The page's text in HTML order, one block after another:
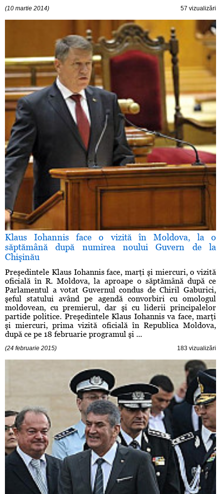
(10 martie 2014) 57 vizualizări
Klaus Iohannis face o vizită în Moldova, la o
săptămână după numirea noului Guvern de la
Chişinău
Preşedintele Klaus Iohannis face, marţi şi miercuri, o vizită
oficială în R. Moldova, la aproape o săptămână după ce
Parlamentul a votat Guvernul condus de Chiril Gaburici,
şeful statului având pe agendă convorbiri cu omologul
moldovean, cu premierul, dar şi cu liderii principalelor
partide politice. Preşedintele Klaus Iohannis va face, marţi
şi miercuri, prima vizită oficială în Republica Moldova,
după ce pe 18 februarie programul şi ...
(24 februarie 2015) 183 vizualizări